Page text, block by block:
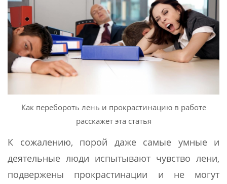
Как перебороть лень и прокрастинацию в работе
расскажет эта статья
К сожалению, порой даже самые умные и
деятельные люди испытывают чувство лени,
подвержены прокрастинации и не могут